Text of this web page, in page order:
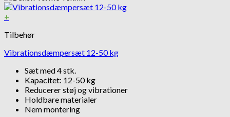
+
Tilbehør
Vibrationsdæmpersæt 12-50 kg
Sæt med 4 stk.
Kapacitet: 12-50 kg
Reducerer støj og vibrationer
Holdbare materialer
Nem montering